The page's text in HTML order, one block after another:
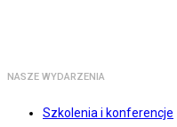
NASZE WYDARZENIA
Szkolenia i konferencje